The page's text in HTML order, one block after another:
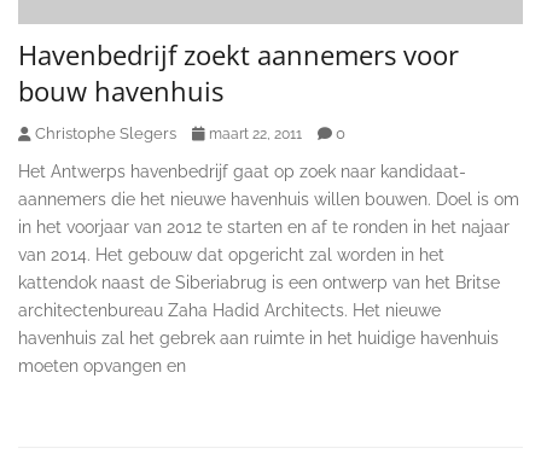
Havenbedrijf zoekt aannemers voor
bouw havenhuis
Christophe Slegers maart 22, 2011 0
Het Antwerps havenbedrijf gaat op zoek naar kandidaat-
aannemers die het nieuwe havenhuis willen bouwen. Doel is om
in het voorjaar van 2012 te starten en af te ronden in het najaar
van 2014. Het gebouw dat opgericht zal worden in het
kattendok naast de Siberiabrug is een ontwerp van het Britse
architectenbureau Zaha Hadid Architects. Het nieuwe
havenhuis zal het gebrek aan ruimte in het huidige havenhuis
moeten opvangen en